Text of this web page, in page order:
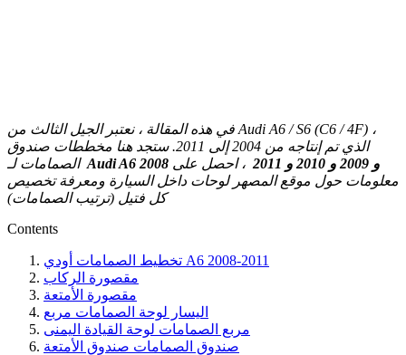
في هذه المقالة ، نعتبر الجيل الثالث من Audi A6 / S6 (C6 / 4F) ،
الذي تم إنتاجه من 2004 إلى 2011. ستجد هنا مخططات صندوق
الصمامات لـ
Audi A6 2008 و 2009 و 2010 و 2011
، احصل على
معلومات حول موقع المصهر لوحات داخل السيارة ومعرفة تخصيص
كل فتيل (ترتيب الصمامات)
Contents
تخطيط الصمامات أودي A6 2008-2011
مقصورة الركاب
مقصورة الأمتعة
اليسار لوحة الصمامات مربع
مربع الصمامات لوحة القيادة اليمنى
صندوق الصمامات صندوق الأمتعة